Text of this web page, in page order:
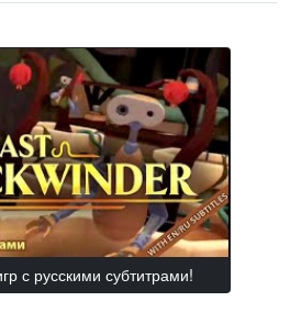
с русскими субтитрами!